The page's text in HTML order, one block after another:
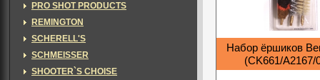
Набор ёршиков
(CK661/A2167/
PRO SHOT PRODUCTS
REMINGTON
SCHERELL'S
SCHMEISSER
SHOOTER`S CHOISE